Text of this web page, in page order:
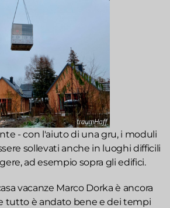
- con l'aiuto di una gru, i moduli
sollevati anche in luoghi difficili
ad esempio sopra gli edifici.
vacanze Marco Dorka è ancora
tutto è andato bene e dei tempi